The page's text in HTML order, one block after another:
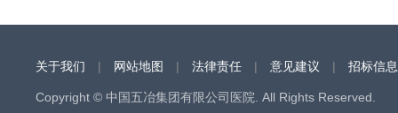
关于我们 | 网站地图 | 法律责任 | 意见建议 | 招标信息
Copyright © 中国五冶集团有限公司医院. All Rights Reserved.